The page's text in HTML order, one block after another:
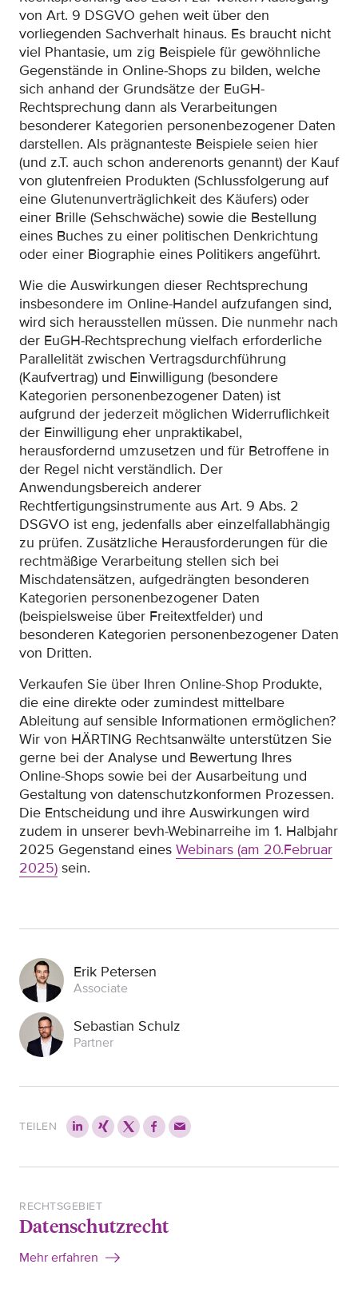
von Art. 9 DSGVO gehen weit über den
vorliegenden Sachverhalt hinaus. Es braucht nicht
viel Phantasie, um zig Beispiele für gewöhnliche
Gegenstände in Online-Shops zu bilden, welche
sich anhand der Grundsätze der EuGH-
Rechtsprechung dann als Verarbeitungen
besonderer Kategorien personenbezogener Daten
darstellen. Als prägnanteste Beispiele seien hier
(und z.T. auch schon anderenorts genannt) der Kauf
von glutenfreien Produkten (Schlussfolgerung auf
eine Glutenunverträglichkeit des Käufers) oder
einer Brille (Sehschwäche) sowie die Bestellung
eines Buches zu einer politischen Denkrichtung
oder einer Biographie eines Politikers angeführt.
Wie die Auswirkungen dieser Rechtsprechung
insbesondere im Online-Handel aufzufangen sind,
wird sich herausstellen müssen. Die nunmehr nach
der EuGH-Rechtsprechung vielfach erforderliche
Parallelität zwischen Vertragsdurchführung
(Kaufvertrag) und Einwilligung (besondere
Kategorien personenbezogener Daten) ist
aufgrund der jederzeit möglichen Widerruflichkeit
der Einwilligung eher unpraktikabel,
herausfordernd umzusetzen und für Betroffene in
der Regel nicht verständlich. Der
Anwendungsbereich anderer
Rechtfertigungsinstrumente aus Art. 9 Abs. 2
DSGVO ist eng, jedenfalls aber einzelfallabhängig
zu prüfen. Zusätzliche Herausforderungen für die
rechtmäßige Verarbeitung stellen sich bei
Mischdatensätzen, aufgedrängten besonderen
Kategorien personenbezogener Daten
(beispielsweise über Freitextfelder) und
besonderen Kategorien personenbezogener Daten
von Dritten.
Verkaufen Sie über Ihren Online-Shop Produkte,
die eine direkte oder zumindest mittelbare
Ableitung auf sensible Informationen ermöglichen?
Wir von HÄRTING Rechtsanwälte unterstützen Sie
gerne bei der Analyse und Bewertung Ihres
Online-Shops sowie bei der Ausarbeitung und
Gestaltung von datenschutzkonformen Prozessen.
Die Entscheidung und ihre Auswirkungen wird
zudem in unserer bevh-Webinarreihe im 1. Halbjahr
2025 Gegenstand eines Webinars (am 20.Februar
2025) sein.
Erik Petersen
Associate
Sebastian Schulz
Partner
TEILEN
RECHTSGEBIET
Datenschutzrecht
Mehr erfahren